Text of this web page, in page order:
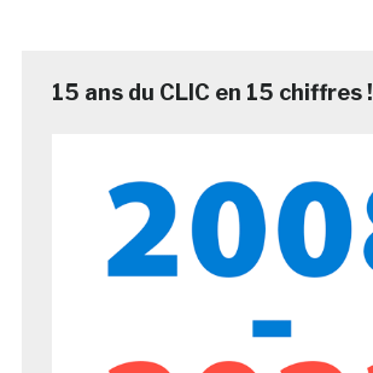
15 ans du CLIC en 15 chiffres !